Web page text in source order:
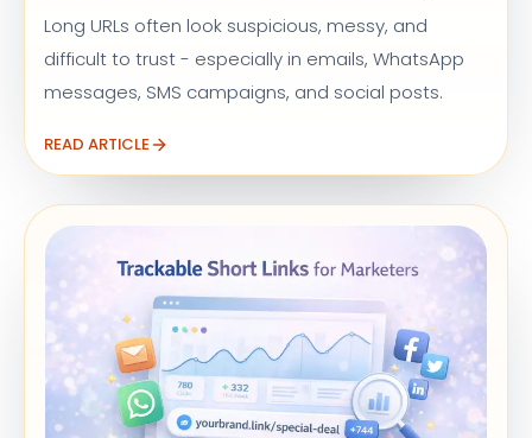
Long URLs often look suspicious, messy, and
difficult to trust - especially in emails, WhatsApp
messages, SMS campaigns, and social posts.
READ ARTICLE